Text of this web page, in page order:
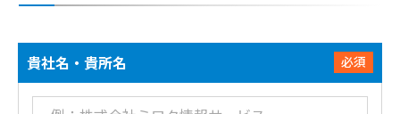
必須
貴社名・貴所名